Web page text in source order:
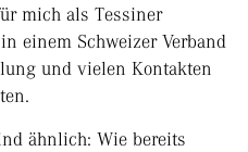
mich als Tessiner
einem Schweizer Verband
und vielen Kontakten
ähnlich: Wie bereits